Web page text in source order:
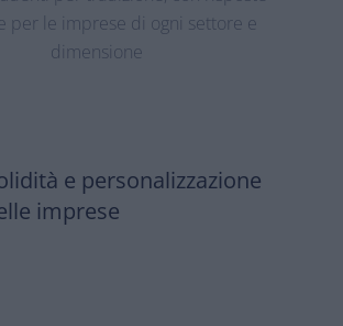
per le imprese di ogni settore e
dimensione
e personalizzazione
imprese